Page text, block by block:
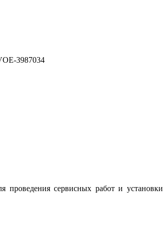
3987034
проведения сервисных работ и установки